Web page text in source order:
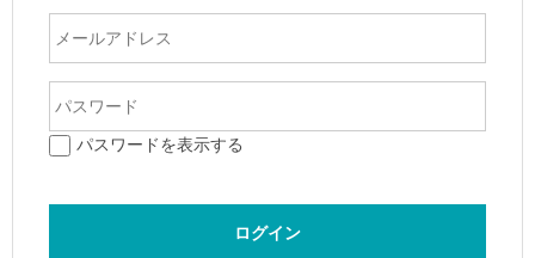
パスワードを表示する